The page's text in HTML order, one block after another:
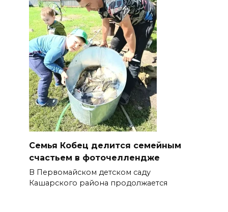
Семья Кобец делится семейным
счастьем в фоточеллендже
В Первомайском детском саду
Кашарского района продолжается